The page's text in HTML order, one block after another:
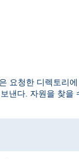
요청한 디렉토리에
낸다. 자원을 찾을